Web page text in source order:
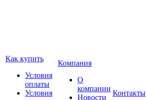
Как купить
Условия
оплаты
Условия
Компания
О
компании
Новости
Контакты